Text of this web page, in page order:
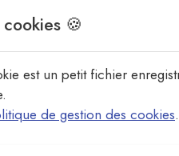
prière de patienter !
cette page leur
🍪
est un petit fichier
de gestion des cookies.